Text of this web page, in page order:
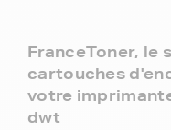
FranceToner, le
cartouches
votre
dwt